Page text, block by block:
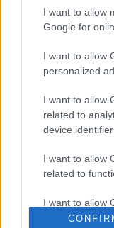
I want to allow
Google for
I want to allow
personalized
I want to allow
related to
device
I want to allow
related to
I want to allow
related to
fele jobbra a
időszakban
értelme
Címkék:budapest
Ajánlott